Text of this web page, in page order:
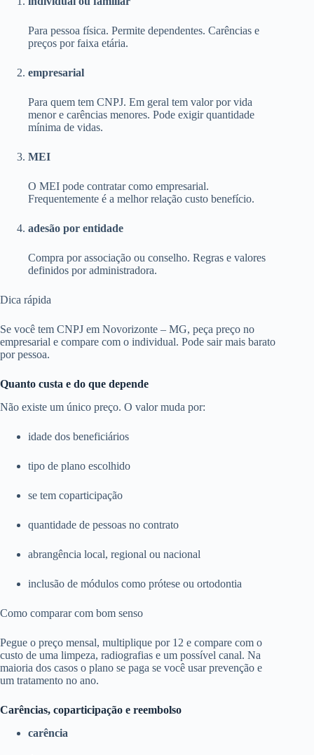
Para pessoa física. Permite dependentes. Carências e
preços por faixa etária.
empresarial
Para quem tem CNPJ. Em geral tem valor por vida
menor e carências menores. Pode exigir quantidade
mínima de vidas.
MEI
O MEI pode contratar como empresarial.
Frequentemente é a melhor relação custo benefício.
adesão por entidade
Compra por associação ou conselho. Regras e valores
definidos por administradora.
Dica rápida
Se você tem CNPJ em Novorizonte – MG, peça preço no
empresarial e compare com o individual. Pode sair mais barato
por pessoa.
Quanto custa e do que depende
Não existe um único preço. O valor muda por:
idade dos beneficiários
tipo de plano escolhido
se tem coparticipação
quantidade de pessoas no contrato
abrangência local, regional ou nacional
inclusão de módulos como prótese ou ortodontia
Como comparar com bom senso
Pegue o preço mensal, multiplique por 12 e compare com o
custo de uma limpeza, radiografias e um possível canal. Na
maioria dos casos o plano se paga se você usar prevenção e
um tratamento no ano.
Carências, coparticipação e reembolso
carência